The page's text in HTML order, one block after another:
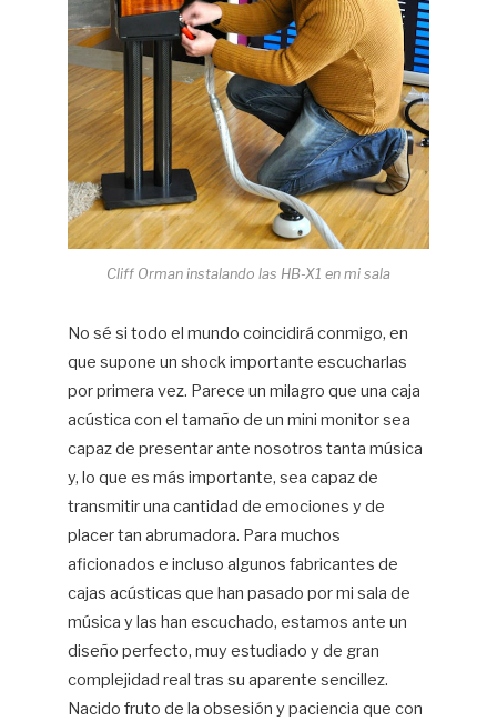
Cliff Orman instalando las HB-X1 en mi sala
No sé si todo el mundo coincidirá conmigo, en
que supone un shock importante escucharlas
por primera vez. Parece un milagro que una caja
acústica con el tamaño de un mini monitor sea
capaz de presentar ante nosotros tanta música
y, lo que es más importante, sea capaz de
transmitir una cantidad de emociones y de
placer tan abrumadora. Para muchos
aficionados e incluso algunos fabricantes de
cajas acústicas que han pasado por mi sala de
música y las han escuchado, estamos ante un
diseño perfecto, muy estudiado y de gran
complejidad real tras su aparente sencillez.
Nacido fruto de la obsesión y paciencia que con